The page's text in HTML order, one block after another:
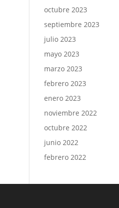
octubre 2023
septiembre 2023
julio 2023
mayo 2023
marzo 2023
febrero 2023
enero 2023
noviembre 2022
octubre 2022
junio 2022
febrero 2022